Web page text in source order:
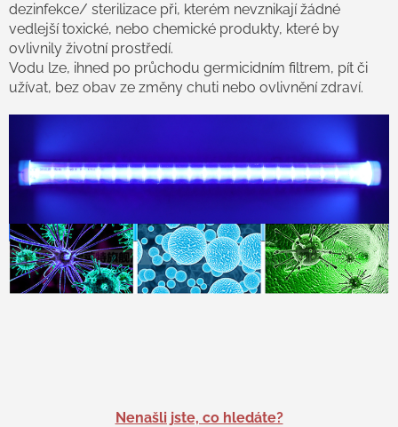
dezinfekce/ sterilizace při, kterém nevznikají žádné
vedlejší toxické, nebo chemické produkty, které by
ovlivnily životní prostředí.
Vodu lze, ihned po průchodu germicidním filtrem, pít či
užívat, bez obav ze změny chuti nebo ovlivnění zdraví.
Nenašli jste, co hledáte?